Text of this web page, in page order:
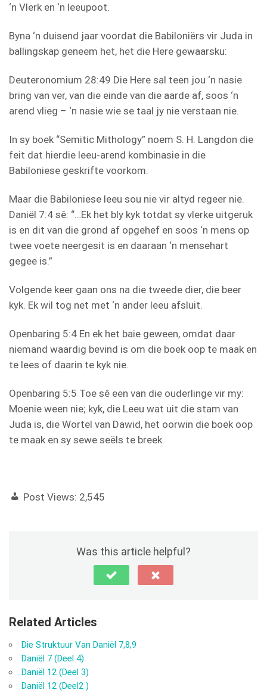
‘n Vlerk en ‘n leeupoot.
Byna ‘n duisend jaar voordat die Babiloniërs vir Juda in
ballingskap geneem het, het die Here gewaarsku:
Deuteronomium 28:49 Die Here sal teen jou ‘n nasie
bring van ver, van die einde van die aarde af, soos ‘n
arend vlieg – ‘n nasie wie se taal jy nie verstaan nie.
In sy boek “Semitic Mithology” noem S. H. Langdon die
feit dat hierdie leeu-arend kombinasie in die
Babiloniese geskrifte voorkom.
Maar die Babiloniese leeu sou nie vir altyd regeer nie.
Daniël 7:4 sê: “…Ek het bly kyk totdat sy vlerke uitgeruk
is en dit van die grond af opgehef en soos ‘n mens op
twee voete neergesit is en daaraan ‘n mensehart
gegee is.”
Volgende keer gaan ons na die tweede dier, die beer
kyk. Ek wil tog net met ‘n ander leeu afsluit.
Openbaring 5:4 En ek het baie geween, omdat daar
niemand waardig bevind is om die boek oop te maak en
te lees of daarin te kyk nie.
Openbaring 5:5 Toe sê een van die ouderlinge vir my:
Moenie ween nie; kyk, die Leeu wat uit die stam van
Juda is, die Wortel van Dawid, het oorwin die boek oop
te maak en sy sewe seëls te breek.
Post Views: 2,545
Was this article helpful?
Related Articles
Die Struktuur Van Daniël 7,8,9
Daniël 7 (Deel 4)
Daniël 12 (Deel 3)
Daniël 12 (Deel2 )